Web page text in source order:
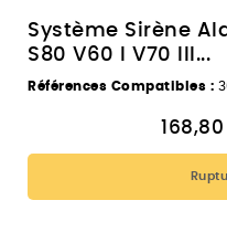
Système Sirène
S80 V60 I V70 III...
Références Compatibles :